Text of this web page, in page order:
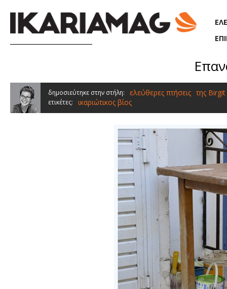
δημοσιεύτηκε στην στήλη: ελεύθερες πτήσεις της
ετικέτες: ικαριώτικος βίος